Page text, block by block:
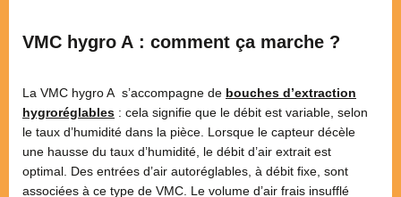
VMC hygro A : comment ça marche ?
La VMC hygro A s’accompagne de bouches d’extraction
hygroréglables : cela signifie que le débit est variable, selon
le taux d’humidité dans la pièce. Lorsque le capteur décèle
une hausse du taux d’humidité, le débit d’air extrait est
optimal. Des entrées d’air autoréglables, à débit fixe, sont
associées à ce type de VMC. Le volume d’air frais insufflé